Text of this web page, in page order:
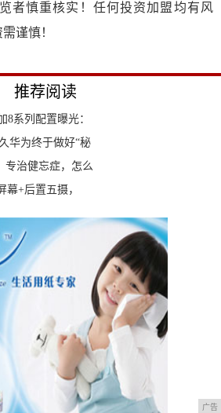
者慎重核实！任何投资加盟均有风
谨慎！
推荐阅读
8系列配置曝光：
华为终于做好“秘
专治健忘症，怎么
幕+后置五摄，
线模块，高通5
广告